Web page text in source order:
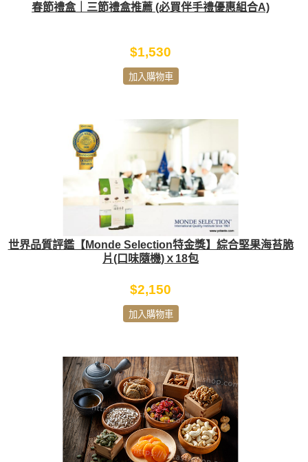
春節禮盒｜三節禮盒推薦 (必買伴手禮優惠組合A)
$1,530
加入購物車
世界品質評鑑【Monde Selection特金獎】綜合堅果海苔脆
片(口味隨機)ｘ18包
$2,150
加入購物車